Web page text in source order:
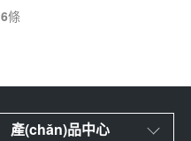
6條
產(chǎn)品中心